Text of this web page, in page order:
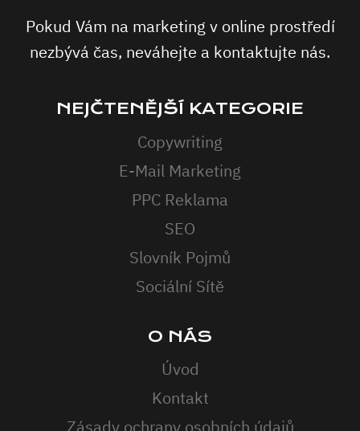
Pokud Vám na marketing v online prostředí
nezbývá čas, neváhejte a kontaktujte nás.
NEJČTENĚJŠÍ KATEGORIE
Copywriting
E-Mail Marketing
PPC Reklama
SEO
Slovník Pojmů
Sociální Sítě
O NÁS
Úvod
Kontakt